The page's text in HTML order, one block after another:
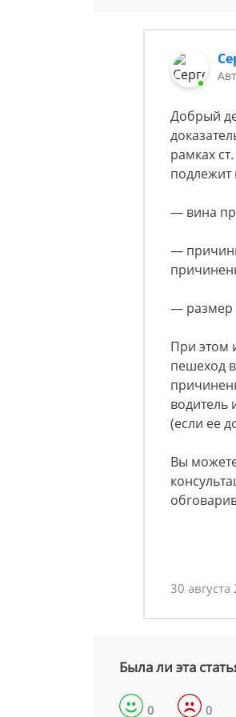
Добрый
рамках
подлежит
— вина
—
— размер
При этом
пешеход
водитель
(если ее
Вы
30
Была ли эта
0 0